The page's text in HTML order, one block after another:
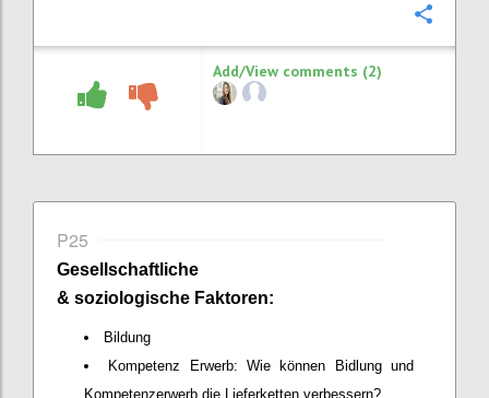
Add/View comments (2)
P25
Gesellschaftliche
& soziologische Faktoren:
Bildung
Kompetenz Erwerb: Wie können Bidlung und
Kompetenzerwerb die Lieferketten verbessern?